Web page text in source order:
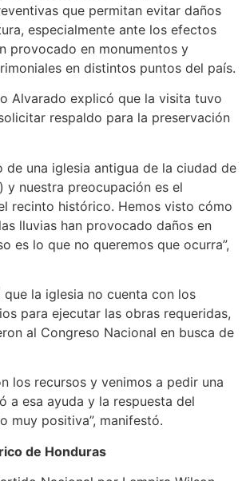
que permitan evitar daños
especialmente ante los efectos
provocado en monumentos y
en distintos puntos del país.
Alvarado explicó que la visita tuvo
respaldo para la preservación
de una iglesia antigua de la ciudad de
y nuestra preocupación es el
recinto histórico. Hemos visto cómo
lluvias han provocado daños en
es lo que no queremos que ocurra”,
que la iglesia no cuenta con los
para ejecutar las obras requeridas,
al Congreso Nacional en busca de
los recursos y venimos a pedir una
a esa ayuda y la respuesta del
muy positiva”, manifestó.
de Honduras